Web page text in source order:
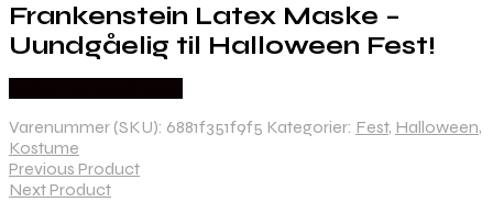
Frankenstein Latex Maske –
Uundgåelig til Halloween Fest!
Varenummer (SKU): 6881f351f9f5 Kategorier: Fest, Halloween,
Kostume
Previous Product
Next Product